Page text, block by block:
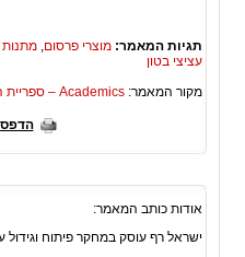
תגיות המאמר: מוצרי פרסום, מתנות
עציצי בטון
מקור המאמר: Academics – ספריית המאמרים של ישראל
אודות כותב המאמר:
ישראל רף עוסק במחקר פיתוח וגידול